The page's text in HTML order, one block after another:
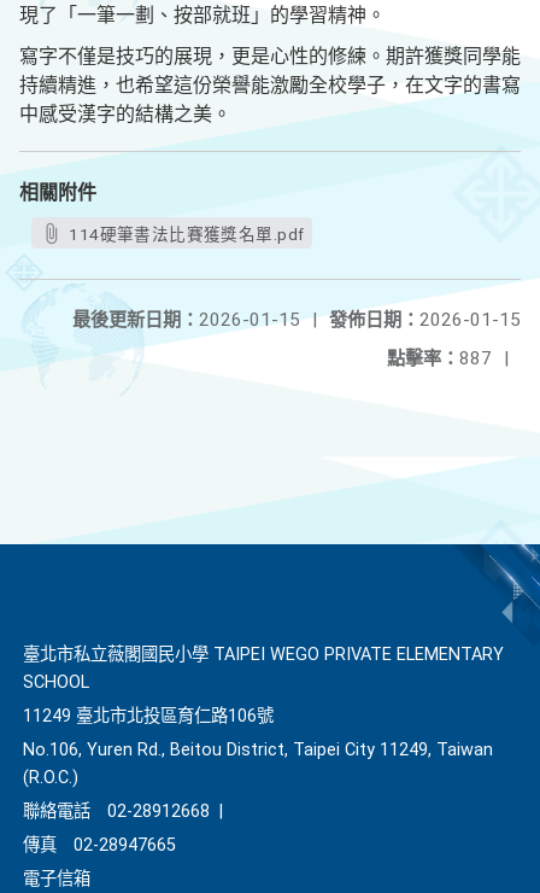
現了「一筆一劃、按部就班」的學習精神。
寫字不僅是技巧的展現，更是心性的修練。期許獲獎同學能
持續精進，也希望這份榮譽能激勵全校學子，在文字的書寫
中感受漢字的結構之美。
相關附件
114硬筆書法比賽獲獎名單.pdf
發佈日期： 2026-01-15
最後更新日期： 2026-01-15 |
點擊率： 887 |
臺北市私立薇閣國民小學 TAIPEI WEGO PRIVATE ELEMENTARY
SCHOOL
11249 臺北市北投區育仁路106號
No.106, Yuren Rd., Beitou District, Taipei City 11249, Taiwan
(R.O.C.)
聯絡電話
02-28912668
傳真
02-28947665
電子信箱